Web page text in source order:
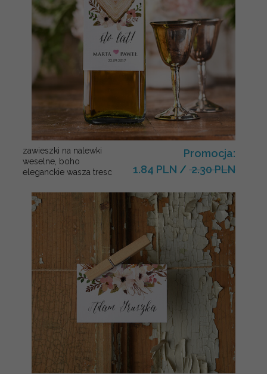
zawieszki na nalewki
weselne, boho
eleganckie wasza tresc
Promocja:
1.84 PLN / 2.30 PLN